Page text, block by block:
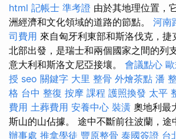
html 記帳士 準考證 由於其地理位置，
洲經濟和文化領域的道路的節點。 河南
司費用 來自匈牙利東部和斯洛伐克，捷
北部出發，是瑞士和兩個國家之間的列
意大利和斯洛文尼亞接壤。 會議點心
授 seo 關鍵字 大里 整骨 外燴茶點 潘
格 台中 整復 按摩 課程 護照換發 太平
費用 土葬費用 安養中心 裝潢 奧地利最
斯山的山佔據。 途中不斷前往波蘭，途
辦事處 推拿學徒 豐原整骨 泰國簽證 台